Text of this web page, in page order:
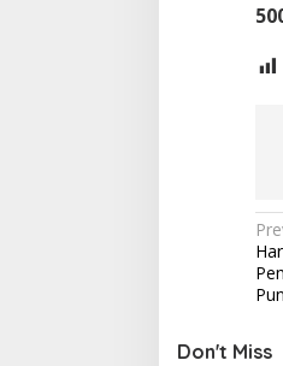
P
o
s
Don't Miss